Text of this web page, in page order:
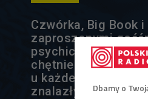
Czwórka, Big Book i
zaproszonymi
psychicznego".
chętnie
u każdego z nas
znalazły się w
Dbamy o